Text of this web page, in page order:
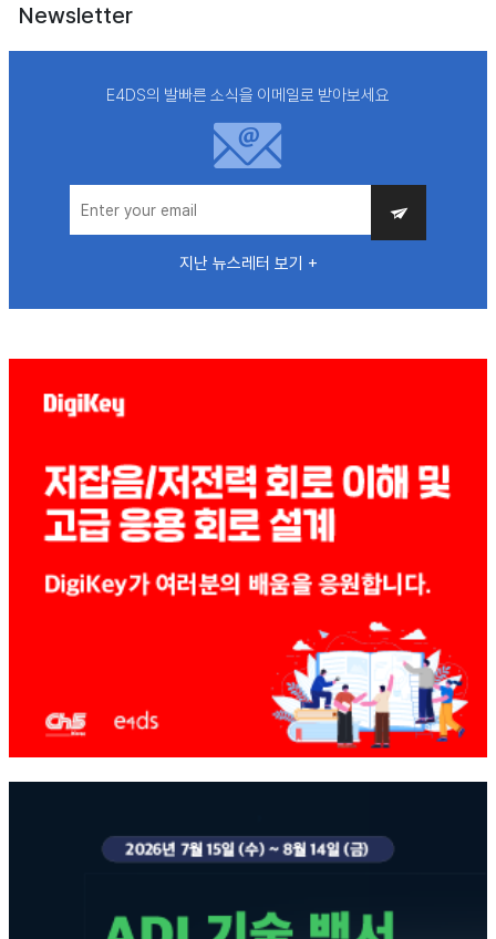
Newsletter
E4DS의 발빠른 소식을 이메일로 받아보세요
지난 뉴스레터 보기 +